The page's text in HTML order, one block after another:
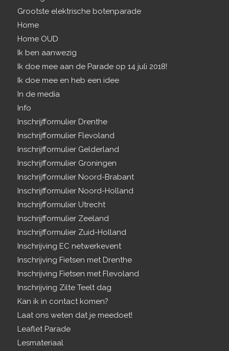
Grootste elektrische botenparade
Home
Home OUD
Ik ben aanwezig
Ik doe mee aan de Parade op 14 juli 2018!
Ik doe mee en heb een idee
In de media
Info
Inschrijfformulier Drenthe
Inschrijfformulier Flevoland
Inschrijfformulier Gelderland
Inschrijfformulier Groningen
Inschrijfformulier Noord-Brabant
Inschrijfformulier Noord-Holland
Inschrijfformulier Utrecht
Inschrijfformulier Zeeland
Inschrijfformulier Zuid-Holland
Inschrijving EC netwerkevent
Inschrijving Fietsen met Drenthe
Inschrijving Fietsen met Flevoland
Inschrijving Zilte Teelt dag
Kan ik in contact komen?
Laat ons weten dat je meedoet!
Leaflet Parade
Lesmateriaal